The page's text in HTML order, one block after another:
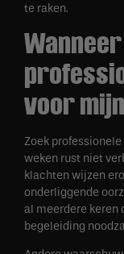
te raken.
voor
Zoek
weken rust niet
klachten wijzen
onderliggende
al meerdere keren
begeleiding